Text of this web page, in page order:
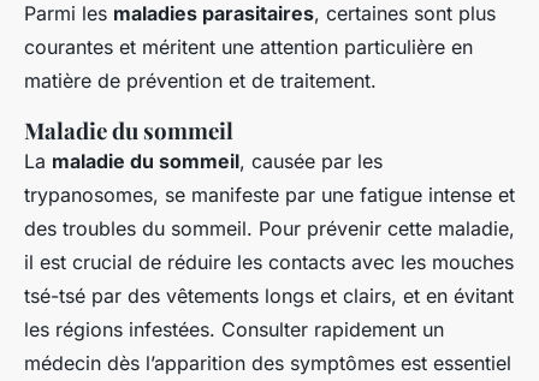
Parmi les maladies parasitaires, certaines sont plus
courantes et méritent une attention particulière en
matière de prévention et de traitement.
Maladie du sommeil
La maladie du sommeil, causée par les
trypanosomes, se manifeste par une fatigue intense et
des troubles du sommeil. Pour prévenir cette maladie,
il est crucial de réduire les contacts avec les mouches
tsé-tsé par des vêtements longs et clairs, et en évitant
les régions infestées. Consulter rapidement un
médecin dès l’apparition des symptômes est essentiel